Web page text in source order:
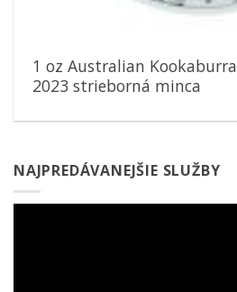
1 oz Australian Kookaburra
2023 strieborná minca
NAJPREDÁVANEJŠIE SLUŽBY